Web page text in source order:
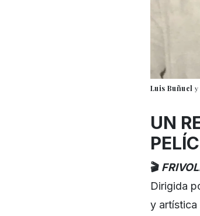
Luis Buñuel y
UN
🎬
Dirigida
y artística